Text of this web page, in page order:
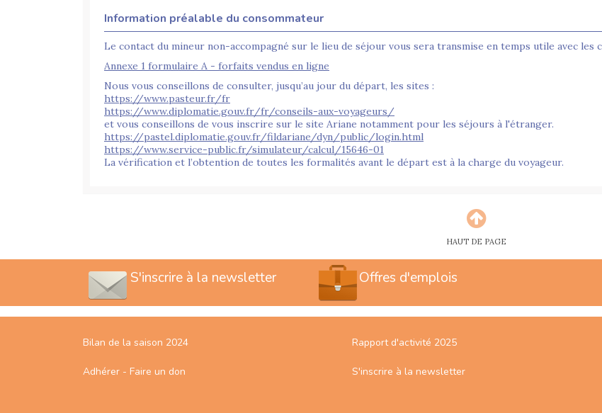
Information préalable du consommateur
Le contact du mineur non-accompagné sur le lieu de séjour vous sera transmise en temps utile avec les
Annexe 1 formulaire A - forfaits vendus en ligne
Nous vous conseillons de consulter, jusqu’au jour du départ, les sites :
https://www.pasteur.fr/fr
https://www.diplomatie.gouv.fr/fr/conseils-aux-voyageurs/
et vous conseillons de vous inscrire sur le site Ariane notamment pour les séjours à l'étranger.
https://pastel.diplomatie.gouv.fr/fildariane/dyn/public/login.html
https://www.service-public.fr/simulateur/calcul/15646-01
La vérification et l’obtention de toutes les formalités avant le départ est à la charge du voyageur.
HAUT DE PAGE
S'inscrire à la newsletter Offres d'emplois
Bilan de la saison 2024
Adhérer - Faire un don
Rapport d'activité 2025
S'inscrire à la newsletter